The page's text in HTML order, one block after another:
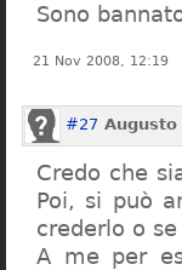
Sono
21 Nov 2008, 12:19
#27 Augusto
Credo che
Poi, si può
crederlo o
A me per